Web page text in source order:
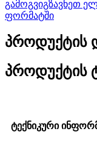
გამოგვიგზავნეთ
ფორმატში
პროდუქტის
პროდუქტის
ტექნიკური